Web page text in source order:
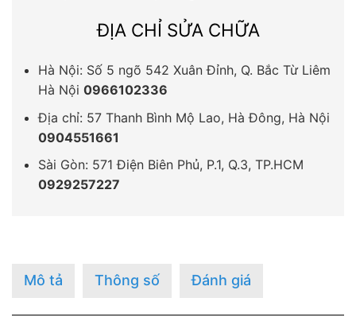
ĐỊA CHỈ SỬA CHỮA
Hà Nội: Số 5 ngõ 542 Xuân Đỉnh, Q. Bắc Từ Liêm
Hà Nội 0966102336
Địa chỉ: 57 Thanh Bình Mộ Lao, Hà Đông, Hà Nội
0904551661
Sài Gòn: 571 Điện Biên Phủ, P.1, Q.3, TP.HCM
0929257227
Mô tả Thông số Đánh giá